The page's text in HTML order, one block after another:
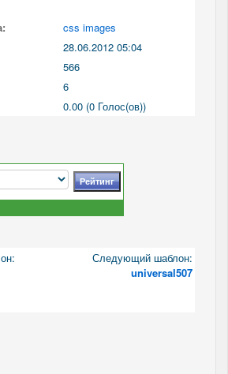
css images
28.06.2012 05:04
566
6
0.00 (0 Голос(ов))
Следующий шаблон:
universal507